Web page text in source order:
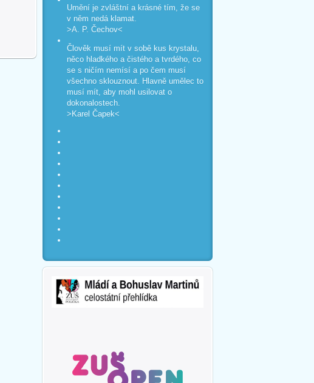
Umění je zvláštní a krásné tím, že se
v něm nedá klamat.
>A. P. Čechov<
Člověk musí mít v sobě kus krystalu,
něco hladkého a čistého a tvrdého, co
se s ničím nemísí a po čem musí
všechno sklouznout. Hlavně umělec to
musí mít, aby mohl usilovat o
dokonalostech.
>Karel Čapek<